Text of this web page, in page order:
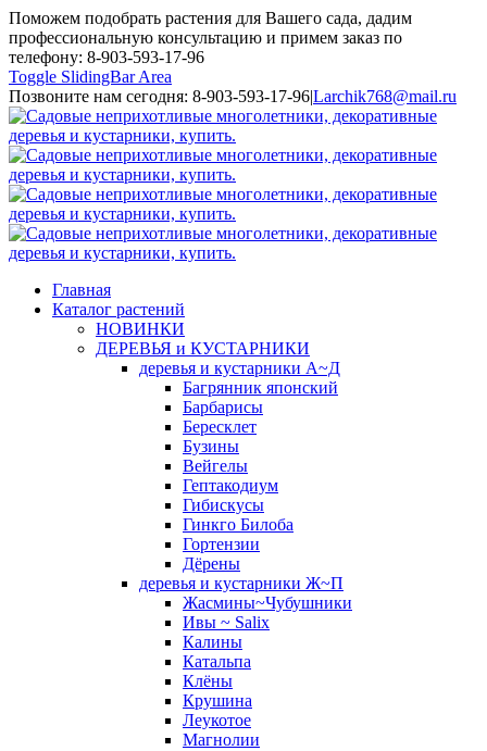
Поможем подобрать растения для Вашего сада, дадим
профессиональную консультацию и примем заказ по
телефону: 8-903-593-17-96
Toggle SlidingBar Area
Позвоните нам сегодня: 8-903-593-17-96|Larchik768@mail.ru
Главная
Каталог растений
НОВИНКИ
ДЕРЕВЬЯ и КУСТАРНИКИ
деревья и кустарники А~Д
Багрянник японский
Барбарисы
Бересклет
Бузины
Вейгелы
Гептакодиум
Гибискусы
Гинкго Билоба
Гортензии
Дёрены
деревья и кустарники Ж~П
Жасмины~Чубушники
Ивы ~ Salix
Калины
Катальпа
Клёны
Крушина
Леукотое
Магнолии